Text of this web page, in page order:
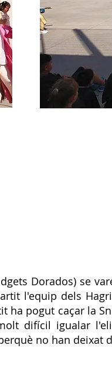
Dorados) se
l'equip dels
ha pogut caçar la
difícil igualar
no han deixat